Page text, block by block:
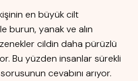
en büyük cilt
burun, yanak ve alın
cildin daha pürüzlü
Bu yüzden insanlar sürekli
cevabını arıyor.